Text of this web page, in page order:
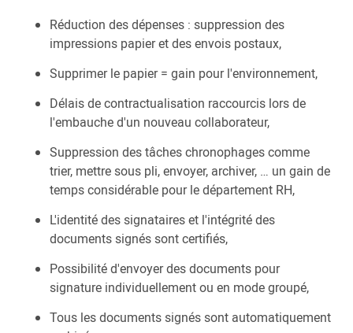
Réduction des dépenses : suppression des
impressions papier et des envois postaux,
Supprimer le papier = gain pour l'environnement,
Délais de contractualisation raccourcis lors de
l'embauche d'un nouveau collaborateur,
Suppression des tâches chronophages comme
trier, mettre sous pli, envoyer, archiver, … un gain de
temps considérable pour le département RH,
L'identité des signataires et l'intégrité des
documents signés sont certifiés,
Possibilité d'envoyer des documents pour
signature individuellement ou en mode groupé,
Tous les documents signés sont automatiquement